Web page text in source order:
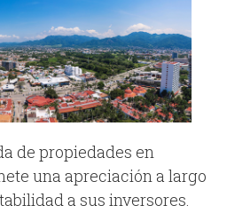
de propiedades en
una apreciación a largo
a sus inversores.